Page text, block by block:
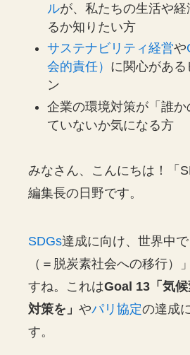
ルが、私たちの生活や
るか知りたい方
サステナビリティ経営や
会的責任） に関心があ
ン
企業の環境対策が「誰か
ていないか気になる方
みなさん、こんにちは！「
編集長の日野です。
SDGs達成に向け、世界中
（＝脱炭素社会への移行）
すね。これはGoal 13「気
対策を」やパリ協定の達成
す。